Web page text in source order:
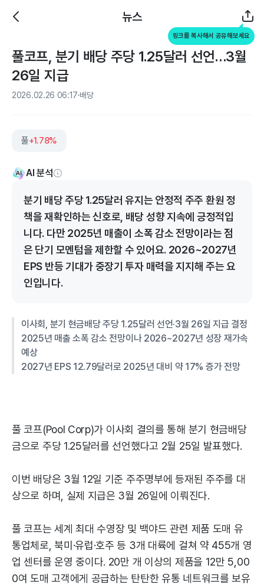
뉴스
링크를 복사해서 공유해보세요
풀코프, 분기 배당 주당 1.25달러 선언…3월
26일 지급
2026.02.26 06:17 배당
풀+1.78%
AI 분석
분기 배당 주당 1.25달러 유지는 안정적 주주 환원 정
책을 재확인하는 신호로, 배당 성향 지속에 긍정적입
니다. 다만 2025년 매출이 소폭 감소 전망이라는 점
은 단기 모멘텀을 제한할 수 있어요. 2026~2027년
EPS 반등 기대가 중장기 투자 매력을 지지해 주는 요
인입니다.
이사회, 분기 현금배당 주당 1.25달러 선언·3월 26일 지급 결정
2025년 매출 소폭 감소 전망이나 2026~2027년 성장 재가속
예상
2027년 EPS 12.79달러로 2025년 대비 약 17% 증가 전망
풀 코프(Pool Corp)가 이사회 결의를 통해 분기 현금배당
금으로 주당 1.25달러를 선언했다고 2월 25일 발표했다.
이번 배당은 3월 12일 기준 주주명부에 등재된 주주를 대
상으로 하며, 실제 지급은 3월 26일에 이뤄진다.
풀 코프는 세계 최대 수영장 및 백야드 관련 제품 도매 유
통업체로, 북미·유럽·호주 등 3개 대륙에 걸쳐 약 455개 영
업 센터를 운영 중이다. 20만 개 이상의 제품을 12만 5,00
0여 도매 고객에게 공급하는 탄탄한 유통 네트워크를 보유